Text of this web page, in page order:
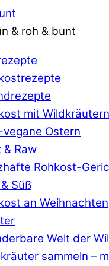
& roh & bunt
mit Wildkräutern
vegane Ostern
& Raw
Rohkost-
Süß
an Weihnachten
Welt der
sammeln –